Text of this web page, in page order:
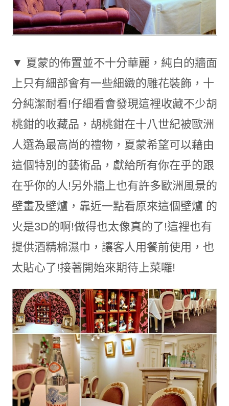
▼ 夏蒙的佈置並不十分華麗，純白的牆面
上只有細部會有一些細緻的雕花裝飾，十
分純潔耐看!仔細看會發現這裡收藏不少胡
桃鉗的收藏品，胡桃鉗在十八世紀被歐洲
人選為最高尚的禮物，夏蒙希望可以藉由
這個特別的藝術品，獻給所有你在乎的跟
在乎你的人!另外牆上也有許多歐洲風景的
壁畫及壁爐，靠近一點看原來這個壁爐 的
火是3D的啊!做得也太像真的了!這裡也有
提供酒精棉濕巾，讓客人用餐前使用，也
太貼心了!接著開始來期待上菜囉!